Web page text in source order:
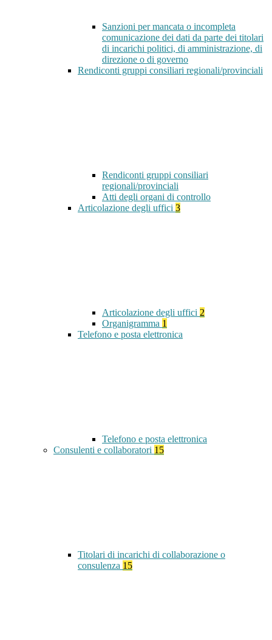
Sanzioni per mancata o incompleta
comunicazione dei dati da parte dei titolari
di incarichi politici, di amministrazione, di
direzione o di governo
Rendiconti gruppi consiliari regionali/provinciali
Rendiconti gruppi consiliari
regionali/provinciali
Atti degli organi di controllo
Articolazione degli uffici 3
Articolazione degli uffici 2
Organigramma 1
Telefono e posta elettronica
Telefono e posta elettronica
Consulenti e collaboratori 15
Titolari di incarichi di collaborazione o
consulenza 15